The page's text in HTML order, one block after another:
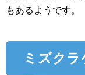
もあるようです。
ミズク